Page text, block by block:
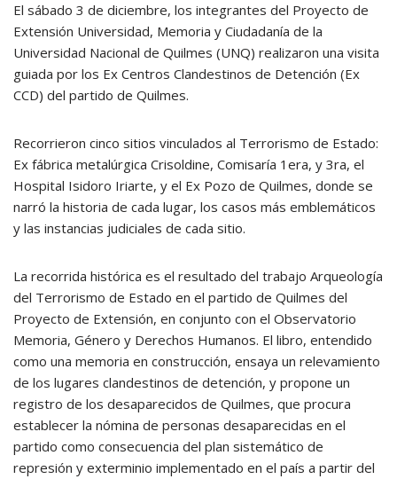
El sábado 3 de diciembre, los integrantes del Proyecto de
Extensión Universidad, Memoria y Ciudadanía de la
Universidad Nacional de Quilmes (UNQ) realizaron una visita
guiada por los Ex Centros Clandestinos de Detención (Ex
CCD) del partido de Quilmes.
Recorrieron cinco sitios vinculados al Terrorismo de Estado:
Ex fábrica metalúrgica Crisoldine, Comisaría 1era, y 3ra, el
Hospital Isidoro Iriarte, y el Ex Pozo de Quilmes, donde se
narró la historia de cada lugar, los casos más emblemáticos
y las instancias judiciales de cada sitio.
La recorrida histórica es el resultado del trabajo Arqueología
del Terrorismo de Estado en el partido de Quilmes del
Proyecto de Extensión, en conjunto con el Observatorio
Memoria, Género y Derechos Humanos. El libro, entendido
como una memoria en construcción, ensaya un relevamiento
de los lugares clandestinos de detención, y propone un
registro de los desaparecidos de Quilmes, que procura
establecer la nómina de personas desaparecidas en el
partido como consecuencia del plan sistemático de
represión y exterminio implementado en el país a partir del